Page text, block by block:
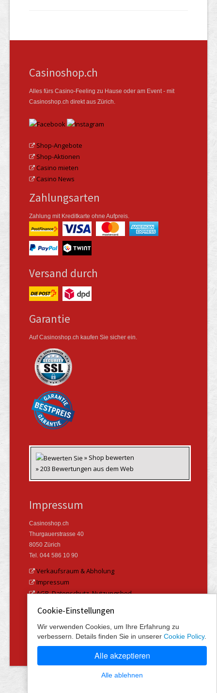
Casinoshop.ch
Alles fürs Casino-Feeling zu Hause oder am Event - mit
Casinoshop.ch direkt aus Zürich.
Shop-Angebote
Shop-Aktionen
Casino mieten
Casino News
Zahlungsarten
Zahlung mit Kreditkarte ohne Aufpreis.
Versand durch
Garantie
Auf Casinoshop.ch kaufen Sie sicher ein.
» Shop bewerten
» 203 Bewertungen aus dem Web
Impressum
Casinoshop.ch
Thurgauerstrasse 40
8050 Zürich
Tel. 044 586 10 90
Verkaufsraum & Abholung
Impressum
AGB, Datenschutz, Nutzungsbed.
Angaben ohne Gewähr. Produkte können von den
Cookie-Einstellungen
Wir verwenden Cookies, um Ihre Erfahrung zu
verbessern. Details finden Sie in unserer Cookie Policy.
Alle akzeptieren
Alle ablehnen